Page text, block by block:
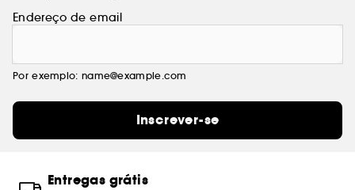
Endereço de email
Por exemplo: name@example.com
Inscrever-se
Entregas grátis